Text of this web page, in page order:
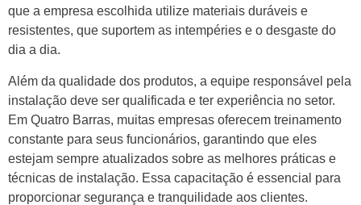
que a empresa escolhida utilize materiais duráveis e
resistentes, que suportem as intempéries e o desgaste do
dia a dia.
Além da qualidade dos produtos, a equipe responsável pela
instalação deve ser qualificada e ter experiência no setor.
Em Quatro Barras, muitas empresas oferecem treinamento
constante para seus funcionários, garantindo que eles
estejam sempre atualizados sobre as melhores práticas e
técnicas de instalação. Essa capacitação é essencial para
proporcionar segurança e tranquilidade aos clientes.